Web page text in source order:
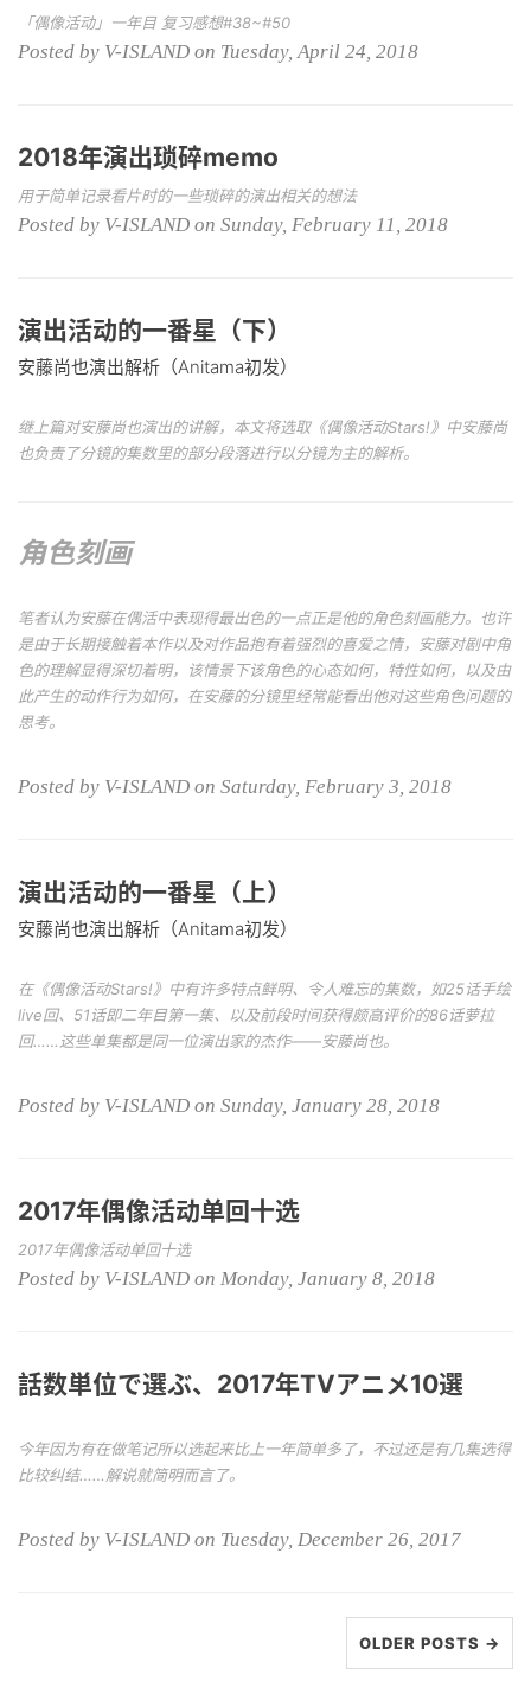
「偶像活动」一年目 复习感想#38~#50
Posted by V-ISLAND on Tuesday, April 24, 2018
2018年演出琐碎memo
用于简单记录看片时的一些琐碎的演出相关的想法
Posted by V-ISLAND on Sunday, February 11, 2018
演出活动的一番星（下）
安藤尚也演出解析（Anitama初发）
继上篇对安藤尚也演出的讲解，本文将选取《偶像活动Stars!》中安藤尚
也负责了分镜的集数里的部分段落进行以分镜为主的解析。
角色刻画
笔者认为安藤在偶活中表现得最出色的一点正是他的角色刻画能力。也许
是由于长期接触着本作以及对作品抱有着强烈的喜爱之情，安藤对剧中角
色的理解显得深切着明，该情景下该角色的心态如何，特性如何，以及由
此产生的动作行为如何，在安藤的分镜里经常能看出他对这些角色问题的
思考。
Posted by V-ISLAND on Saturday, February 3, 2018
演出活动的一番星（上）
安藤尚也演出解析（Anitama初发）
在《偶像活动Stars!》中有许多特点鲜明、令人难忘的集数，如25话手绘
live回、51话即二年目第一集、以及前段时间获得颇高评价的86话萝拉
回……这些单集都是同一位演出家的杰作——安藤尚也。
Posted by V-ISLAND on Sunday, January 28, 2018
2017年偶像活动单回十选
2017年偶像活动单回十选
Posted by V-ISLAND on Monday, January 8, 2018
話数単位で選ぶ、2017年TVアニメ10選
今年因为有在做笔记所以选起来比上一年简单多了，不过还是有几集选得
比较纠结……解说就简明而言了。
Posted by V-ISLAND on Tuesday, December 26, 2017
OLDER POSTS →